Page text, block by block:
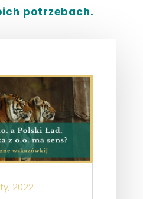
potrzebach.
2022